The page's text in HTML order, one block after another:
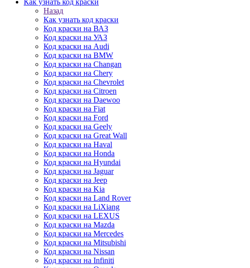
Как узнать код краски
Назад
Как узнать код краски
Код краски на ВАЗ
Код краски на УАЗ
Код краски на Audi
Код краски на BMW
Код краски на Changan
Код краски на Chery
Код краски на Chevrolet
Код краски на Citroen
Код краски на Daewoo
Код краски на Fiat
Код краски на Ford
Код краски на Geely
Код краски на Great Wall
Код краски на Haval
Код краски на Honda
Код краски на Hyundai
Код краски на Jaguar
Код краски на Jeep
Код краски на Kia
Код краски на Land Rover
Код краски на LiXiang
Код краски на LEXUS
Код краски на Mazda
Код краски на Mercedes
Код краски на Mitsubishi
Код краски на Nissan
Код краски на Infiniti